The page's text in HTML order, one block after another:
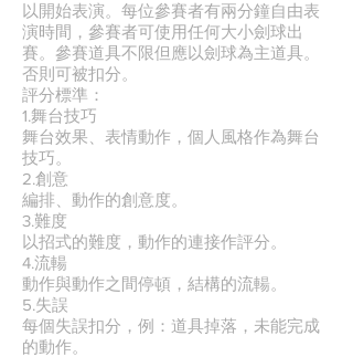
以開始表演。每位參賽者有兩分鐘自由表
演時間，參賽者可使用任何大小劍球出
賽。參賽道具不限但應以劍球為主道具。
否則可被扣分。
評分標準：
1.舞台技巧
舞台效果、表情動作，個人風格作為舞台
技巧。
2.創意
編排、動作的創意度。
3.難度
以招式的難度，動作的連接作評分。
4.流輰
動作與動作之間停頓，結構的流輰。
5.失誤
每個失誤扣分，例：道具掉落，未能完成
的動作。